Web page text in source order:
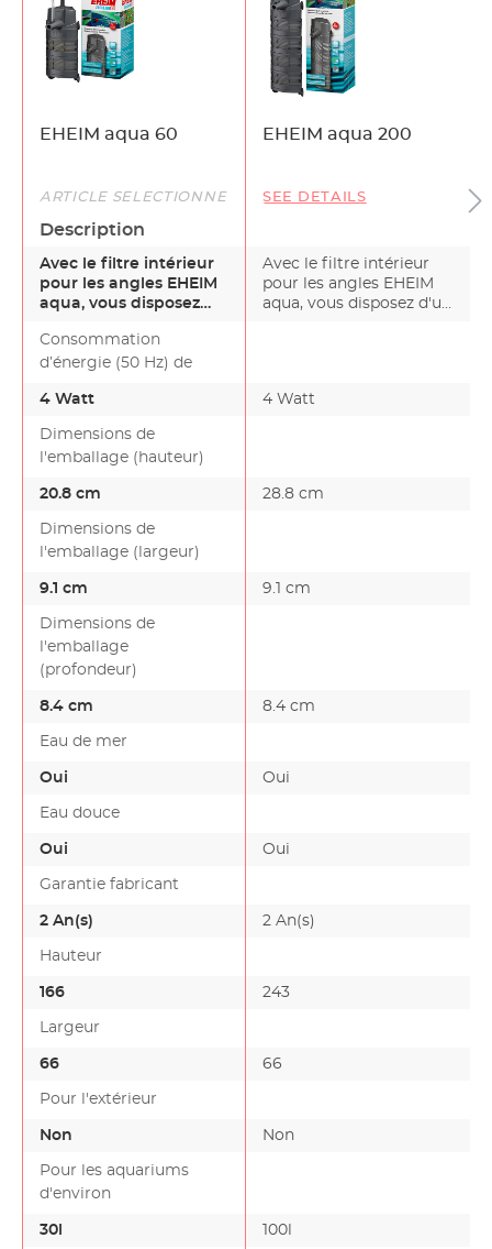
EHEIM aqua 60 EHEIM aqua 200
ARTICLE SÉLECTIONNÉ SEE DETAILS
Description
Avec le filtre intérieur
pour les angles EHEIM
aqua, vous disposez
Avec le filtre intérieur
pour les angles EHEIM
aqua, vous disposez d'un
Consommation
d’énergie (50 Hz) de
4 Watt 4 Watt
Dimensions de
l'emballage (hauteur)
20.8 cm 28.8 cm
Dimensions de
l'emballage (largeur)
9.1 cm 9.1 cm
Dimensions de
l'emballage
(profondeur)
8.4 cm 8.4 cm
Eau de mer
Oui Oui
Eau douce
Oui Oui
Garantie fabricant
2 An(s) 2 An(s)
Hauteur
166 243
Largeur
66 66
Pour l'extérieur
Non Non
Pour les aquariums
d'environ
30l 100l